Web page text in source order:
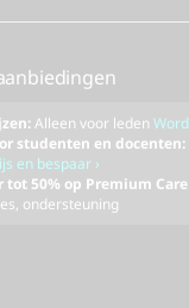
Alleen voor leden
studenten en docenten:
en bespaar ›
tot 50% op Premium
ondersteuning